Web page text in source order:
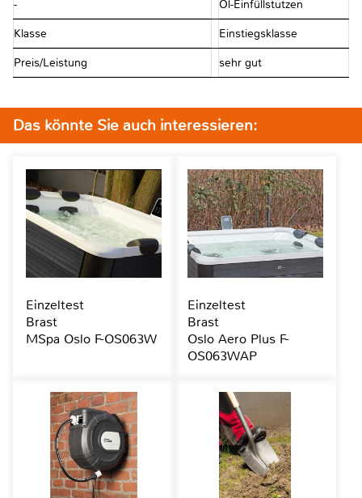
- Öl-Einfüllstutzen
Klasse Einstiegsklasse
Preis/Leistung sehr gut
Das könnte Sie auch interessieren:
Einzeltest
Brast
MSpa Oslo F-OS063W
Einzeltest
Brast
Oslo Aero Plus F-
OS063WAP